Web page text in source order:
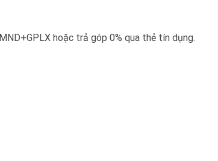
hoặc trả góp 0% qua thẻ tín dụng.